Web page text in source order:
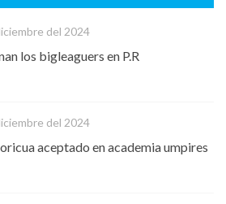
del 2024
los bigleaguers en P.R
del 2024
aceptado en academia umpires